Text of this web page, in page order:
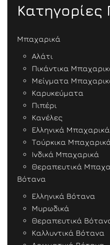
Κατηγορίες
Μπαχαρικά
Αλάτι
Πικάντικα
Μείγματα
Καρυκεύματα
Πιπέρι
Κανέλες
Ελληνικά Μπαχαρικά
Τούρκικα Μπαχαρικά
Ινδικά Μπαχαρικά
Θεραπευτικά
Βότανα
Ελληνικά Βότανα
Μυρωδικά
Θεραπευτικά
Καλλυντικά Βότανα